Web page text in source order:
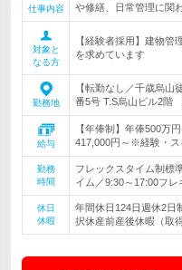
仕事内容
や修繕、日常管理に関
対象と
なる方
【経験者採用】建物
を求めています
勤務地
【転勤なし／千歳烏山
番5号 T.S烏山ビル2階
給与
【年俸制】年俸500万
417,000円～※経験・ス
勤務
時間
フレックスタイム制標
イム／9:30～17:00フレ
休日
休暇
年間休日124日週休2日
択休産前産後休暇（取